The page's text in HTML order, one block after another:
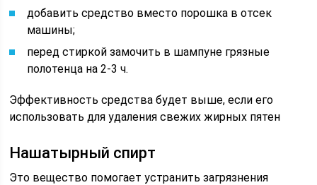
добавить средство вместо порошка в отсек
машины;
перед стиркой замочить в шампуне грязные
полотенца на 2-3 ч.
Эффективность средства будет выше, если его
использовать для удаления свежих жирных пятен
Нашатырный спирт
Это вещество помогает устранить загрязнения